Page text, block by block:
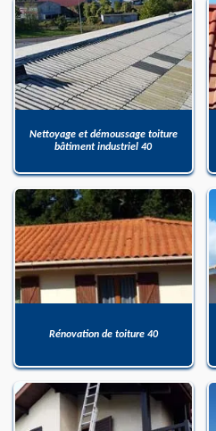
Nettoyage et démoussage toiture
bâtiment industriel 40
Rénovation de toiture 40